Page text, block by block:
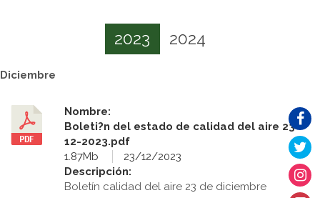
2023 2024
Diciembre
Nombre:
Boleti?n del estado de calidad del aire 23-
12-2023.pdf
1.87Mb
23/12/2023
Descripción:
Boletín calidad del aire 23 de diciembre